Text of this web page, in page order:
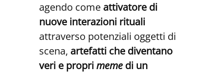
agendo come attivatore di
nuove interazioni rituali
attraverso potenziali oggetti di
scena, artefatti che diventano
veri e proprimemedi un